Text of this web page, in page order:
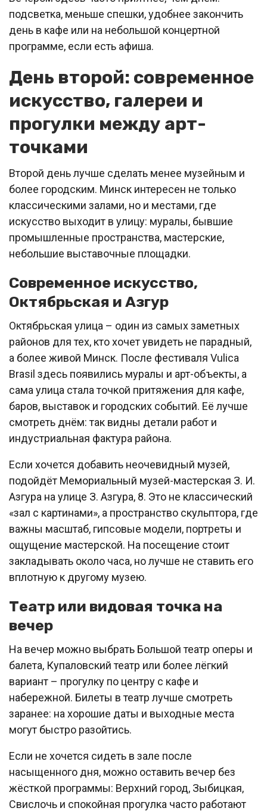
подсветка, меньше спешки, удобнее закончить
день в кафе или на небольшой концертной
программе, если есть афиша.
День второй: современное
искусство, галереи и
прогулки между арт-
точками
Второй день лучше сделать менее музейным и
более городским. Минск интересен не только
классическими залами, но и местами, где
искусство выходит в улицу: муралы, бывшие
промышленные пространства, мастерские,
небольшие выставочные площадки.
Современное искусство,
Октябрьская и Азгур
Октябрьская улица – один из самых заметных
районов для тех, кто хочет увидеть не парадный,
а более живой Минск. После фестиваля Vulica
Brasil здесь появились муралы и арт-объекты, а
сама улица стала точкой притяжения для кафе,
баров, выставок и городских событий. Её лучше
смотреть днём: так видны детали работ и
индустриальная фактура района.
Если хочется добавить неочевидный музей,
подойдёт Мемориальный музей-мастерская З. И.
Азгура на улице З. Азгура, 8. Это не классический
«зал с картинами», а пространство скульптора, где
важны масштаб, гипсовые модели, портреты и
ощущение мастерской. На посещение стоит
закладывать около часа, но лучше не ставить его
вплотную к другому музею.
Театр или видовая точка на
вечер
На вечер можно выбрать Большой театр оперы и
балета, Купаловский театр или более лёгкий
вариант – прогулку по центру с кафе и
набережной. Билеты в театр лучше смотреть
заранее: на хорошие даты и выходные места
могут быстро разойтись.
Если не хочется сидеть в зале после
насыщенного дня, можно оставить вечер без
жёсткой программы: Верхний город, Зыбицкая,
Свислочь и спокойная прогулка часто работают